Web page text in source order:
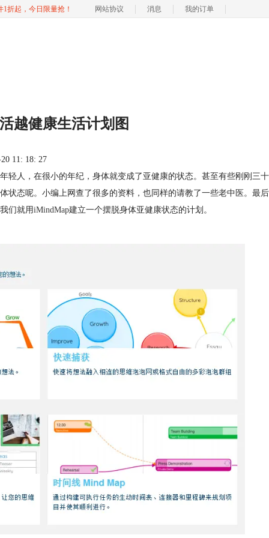
折起，今日限量抢！ 网站协议 消息 我的订单
越健康生活计划图
11: 18: 27
轻人，在很小的年纪，身体就变成了亚健康的状态。甚至有些刚刚三十
状态呢。小编上网查了很多的资料，也同样的请教了一些老中医。最后
们就用iMindMap建立一个摆脱身体亚健康状态的计划。